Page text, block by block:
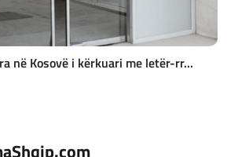
në Kosovë i kërkuari me letër-rr...